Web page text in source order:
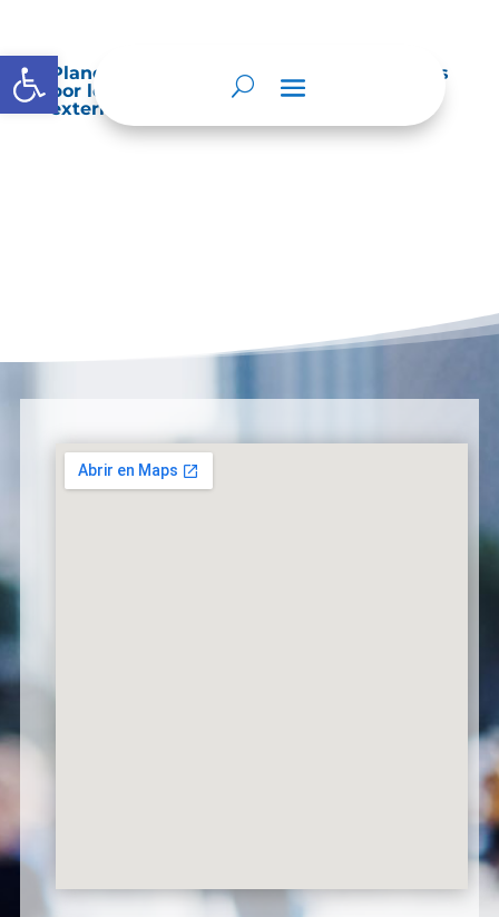
Abrir barra de herramientas
Planes de Mejoramiento vigentes exigidos
por los entes de control o auditoría
externos o internos.